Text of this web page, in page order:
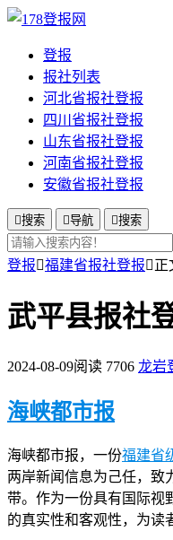
登报
报社列表
河北省报社登报
四川省报社登报
山东省报社登报
河南省报社登报
安徽省报社登报
搜索 导航 搜索
登报福建省报社登报正
武平县报社
2024-08-09阅读 7706 龙岩
海峡都市报
海峡都市报，一份福建省
两岸新闻信息为己任，致
带。作为一份具有国际视
的真实性和客观性，为读